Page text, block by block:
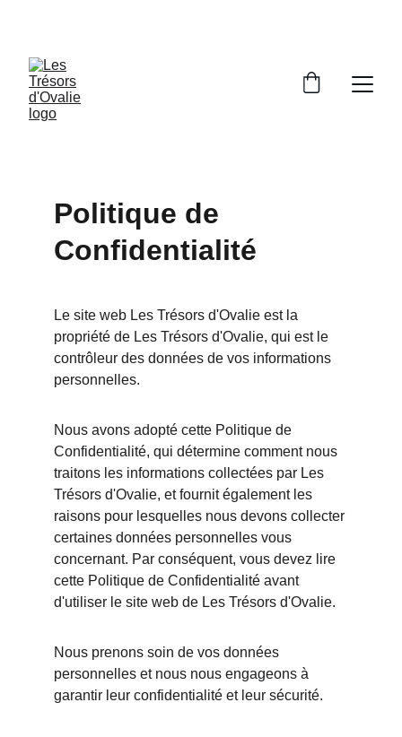
Politique de
Confidentialité
Le site web Les Trésors d'Ovalie est la
propriété de Les Trésors d'Ovalie, qui est le
contrôleur des données de vos informations
personnelles.
Nous avons adopté cette Politique de
Confidentialité, qui détermine comment nous
traitons les informations collectées par Les
Trésors d'Ovalie, et fournit également les
raisons pour lesquelles nous devons collecter
certaines données personnelles vous
concernant. Par conséquent, vous devez lire
cette Politique de Confidentialité avant
d'utiliser le site web de Les Trésors d'Ovalie.
Nous prenons soin de vos données
personnelles et nous nous engageons à
garantir leur confidentialité et leur sécurité.